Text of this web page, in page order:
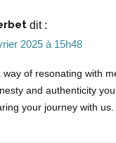
dit :
2025 à 15h48
way of resonating with
and authenticity
your journey with us.